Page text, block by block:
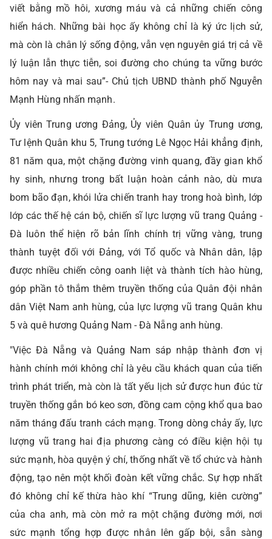
viết bằng mồ hôi, xương máu và cả những chiến công
hiển hách. Những bài học ấy không chỉ là ký ức lịch sử,
mà còn là chân lý sống động, vẫn vẹn nguyên giá trị cả về
lý luận lẫn thực tiễn, soi đường cho chúng ta vững bước
hôm nay và mai sau”- Chủ tịch UBND thành phố Nguyễn
Mạnh Hùng nhấn mạnh.
Ủy viên Trung ương Đảng, Ủy viên Quân ủy Trung ương,
Tư lệnh Quân khu 5, Trung tướng Lê Ngọc Hải khẳng định,
81 năm qua, một chặng đường vinh quang, đầy gian khổ
hy sinh, nhưng trong bất luận hoàn cảnh nào, dù mưa
bom bão đạn, khói lửa chiến tranh hay trong hoà bình, lớp
lớp các thế hệ cán bộ, chiến sĩ lực lượng vũ trang Quảng -
Đà luôn thể hiện rõ bản lĩnh chính trị vững vàng, trung
thành tuyệt đối với Đảng, với Tổ quốc và Nhân dân, lập
được nhiều chiến công oanh liệt và thành tích hào hùng,
góp phần tô thắm thêm truyền thống của Quân đội nhân
dân Việt Nam anh hùng, của lực lượng vũ trang Quân khu
5 và quê hương Quảng Nam - Đà Nẵng anh hùng.
"Việc Đà Nẵng và Quảng Nam sáp nhập thành đơn vị
hành chính mới không chỉ là yêu cầu khách quan của tiến
trình phát triển, mà còn là tất yếu lịch sử được hun đúc từ
truyền thống gắn bó keo sơn, đồng cam cộng khổ qua bao
năm tháng đấu tranh cách mạng. Trong dòng chảy ấy, lực
lượng vũ trang hai địa phương càng có điều kiện hội tụ
sức mạnh, hòa quyện ý chí, thống nhất về tổ chức và hành
động, tạo nên một khối đoàn kết vững chắc. Sự hợp nhất
đó không chỉ kế thừa hào khí “Trung dũng, kiên cường”
của cha anh, mà còn mở ra một chặng đường mới, nơi
sức mạnh tổng hợp được nhân lên gấp bội, sẵn sàng